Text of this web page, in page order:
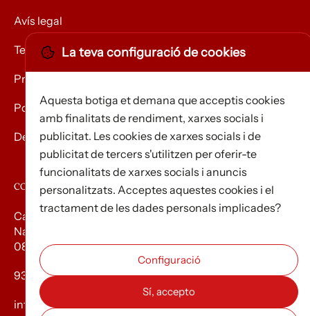
Avís legal
Termes i condicions
Privacitat
Política de Cookies
Devolució de mercaderies
CONTACTE
Carrer d’Edison, 3
Nau A. Polígon industrial Les Torrenteres
08754 El Papiol
93 673 12 12
info@efados.cat
La teva configuració de cookies
Aquesta botiga et demana que acceptis cookies
amb finalitats de rendiment, xarxes socials i
publicitat. Les cookies de xarxes socials i de
publicitat de tercers s'utilitzen per oferir-te
funcionalitats de xarxes socials i anuncis
personalitzats. Acceptes aquestes cookies i el
tractament de les dades personals implicades?